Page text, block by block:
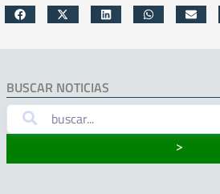
BUSCAR NOTICIAS
˃